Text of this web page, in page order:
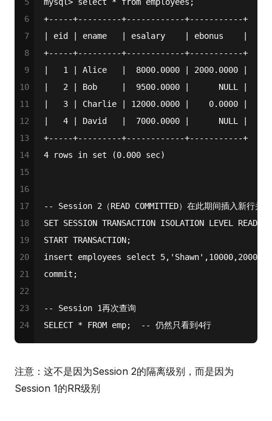
6
7
8
9
10
11
12
13
14
15
16
17
18
19
20
21
22
23
24
+-----+---------+------------+-----------+
eid ename esalary ebonus
+-----+---------+------------+-----------+
1 Alice 8000.0000 2000.0000
2 Bob 9500.0000 NULL
3 Charlie 12000.0000 0.0000
4 David 7000.0000 NULL
+-----+---------+------------+-----------+
4
rows in set (0.000 sec)
-- Session 2（READ COMMITTED）在此期间插入新行并
SET SESSION TRANSACTION ISOLATION LEVEL READ
START TRANSACTION;
insert employees select 5, 'Shawn' ,10000,2000
commit ;
-- Session 1再次查询
SELECT * FROM emp; -- 仍然只看到4行
注意：这不是因为Session 2的隔离级别，而是因为
Session 1的RR级别